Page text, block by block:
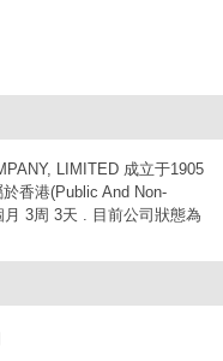
LIMITED 成立于1905
香港(Public And Non-
3周 3天 . 目前公司狀態為